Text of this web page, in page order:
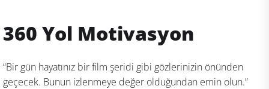
360 Yol Motivasyon
“Bir gün hayatınız bir film şeridi gibi gözlerinizin önünden
geçecek. Bunun izlenmeye değer olduğundan emin olun.”